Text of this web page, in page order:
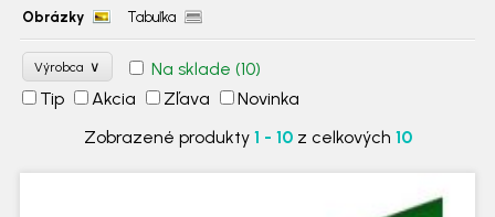
Obrázky Tabuľka
Výrobca ∨ Na sklade (10)
Tip
Akcia Zľava
Novinka
Zobrazené produkty 1 - 10z celkových 10